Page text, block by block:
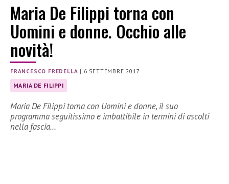
Maria De Filippi torna con
Uomini e donne. Occhio alle
novità!
FRANCESCO FREDELLA | 6 SETTEMBRE 2017
MARIA DE FILIPPI
Maria De Filippi torna con Uomini e donne, il suo
programma seguitissimo e imbattibile in termini di ascolti
nella fascia…